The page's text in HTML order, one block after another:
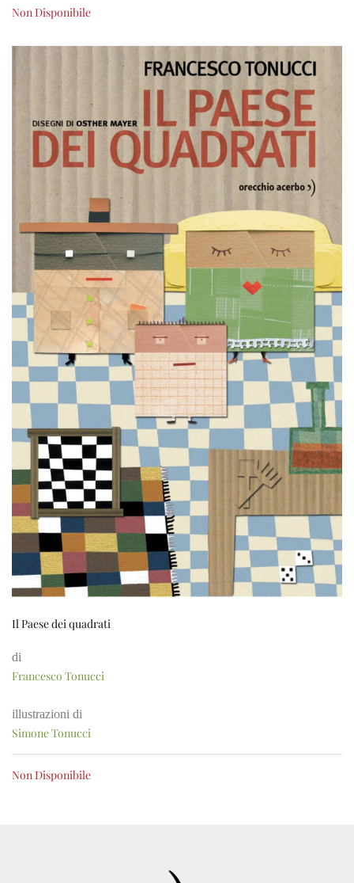
Non Disponibile
Il Paese dei quadrati
di
Francesco Tonucci
illustrazioni di
Simone Tonucci
Non Disponibile